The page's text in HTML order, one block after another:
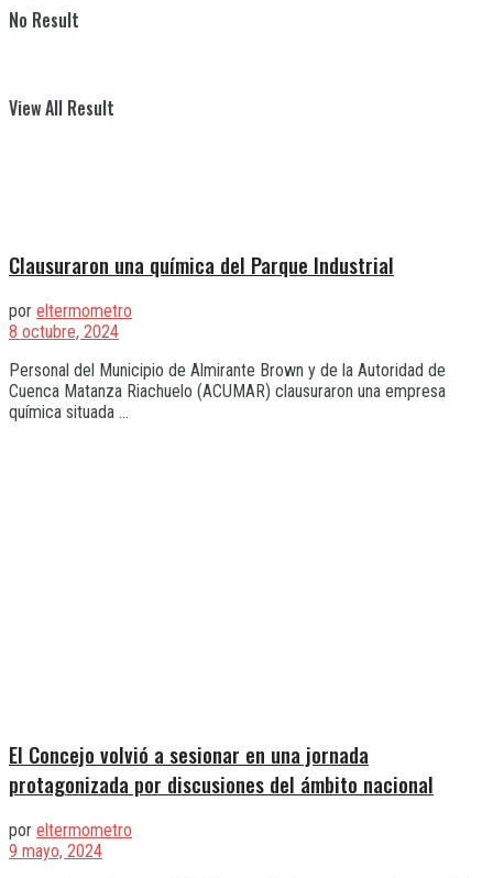
No Result
View All Result
Clausuraron una química del Parque Industrial
por eltermometro
8 octubre, 2024
Personal del Municipio de Almirante Brown y de la Autoridad de
Cuenca Matanza Riachuelo (ACUMAR) clausuraron una empresa
química situada ...
El Concejo volvió a sesionar en una jornada
protagonizada por discusiones del ámbito nacional
por eltermometro
9 mayo, 2024